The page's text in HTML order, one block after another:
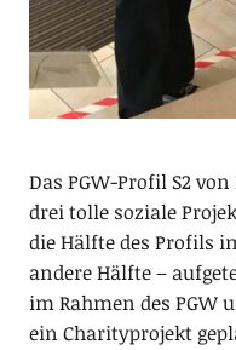
Das PGW-Profil S2
drei tolle soziale
die Hälfte des Profils
andere Hälfte –
im Rahmen des PGW
ein Charityprojekt